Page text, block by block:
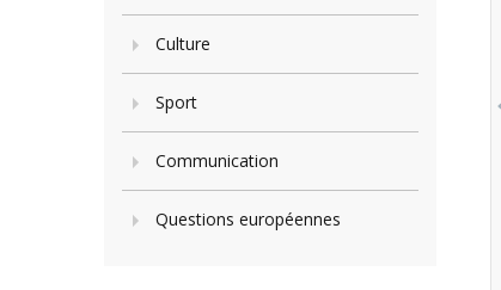
Culture
Sport
Communication
Questions européennes